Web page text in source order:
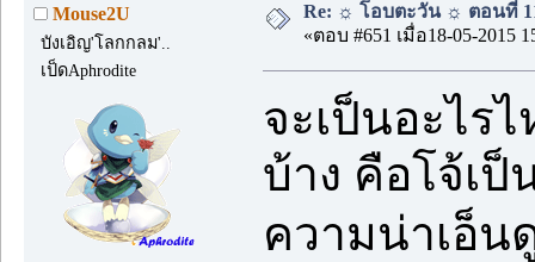
Mouse2U
บังเอิญ'โลกกลม'..
เป็ดAphrodite
Re: ☼ โอบตะวัน ☼ ตอนที่ 11
«ตอบ #651 เมื่อ18-05-2015
จะเป็นอะไร
บ้าง คือโจ้เ
ความน่าเอ็น